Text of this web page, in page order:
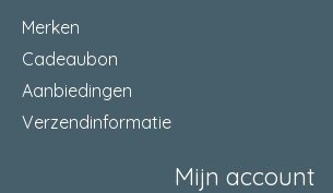
Merken
Cadeaubon
Aanbiedingen
Verzendinformatie
Mijn account